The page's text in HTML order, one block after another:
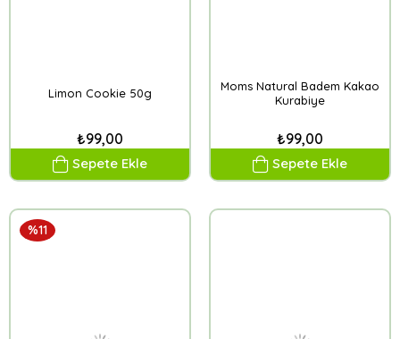
Limon Cookie 50g
₺99,00
Sepete Ekle
Moms Natural Badem Kakao
Kurabiye
₺99,00
Sepete Ekle
%11